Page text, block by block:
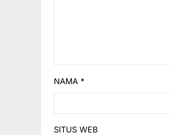
NAMA *
SITUS WEB